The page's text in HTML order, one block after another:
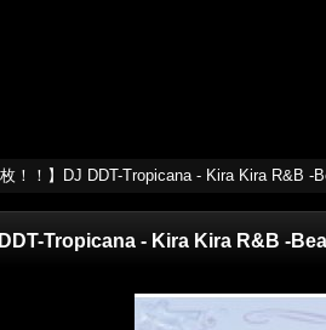
枚！！】DJ DDT-Tropicana - Kira Kira R&B -
DDT-Tropicana - Kira Kira R&B -